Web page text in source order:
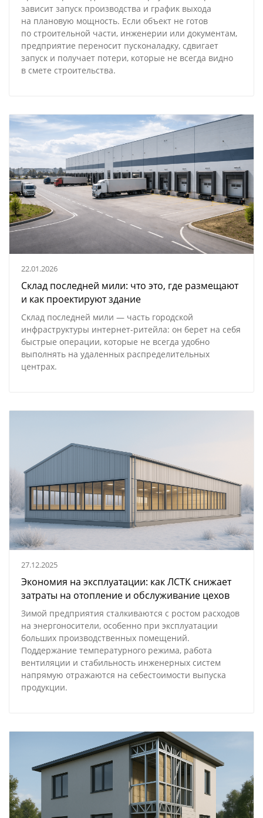
зависит запуск производства и график выхода
на плановую мощность. Если объект не готов
по строительной части, инженерии или документам,
предприятие переносит пусконаладку, сдвигает
запуск и получает потери, которые не всегда видно
в смете строительства.
22.01.2026
Склад последней мили: что это, где размещают
и как проектируют здание
Склад последней мили — часть городской
инфраструктуры интернет-ритейла: он берет на себя
быстрые операции, которые не всегда удобно
выполнять на удаленных распределительных
центрах.
27.12.2025
Экономия на эксплуатации: как ЛСТК снижает
затраты на отопление и обслуживание цехов
Зимой предприятия сталкиваются с ростом расходов
на энергоносители, особенно при эксплуатации
больших производственных помещений.
Поддержание температурного режима, работа
вентиляции и стабильность инженерных систем
напрямую отражаются на себестоимости выпуска
продукции.